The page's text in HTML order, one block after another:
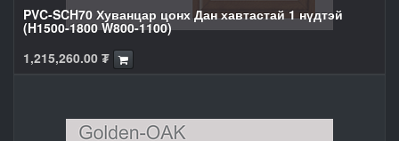
PVC-SCH70 Хуванцар цонх Дан хавтастай 1 нүдтэй
(H1500-1800 W800-1100)
1,215,260.00 ₮